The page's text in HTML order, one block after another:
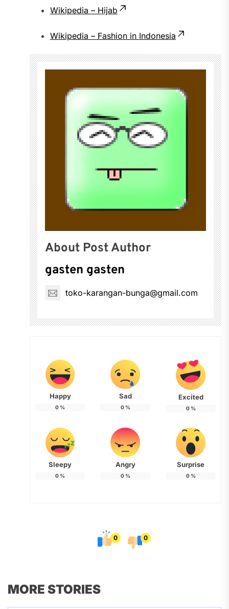
Wikipedia – Hijab
Wikipedia – Fashion in Indonesia
About Post Author
gasten gasten
toko-karangan-bunga@gmail.com
Happy
0 %
Sad
0%
Excited
0%
Sleepy
0 %
Angry
0%
Surprise
0%
0 0
MORE STORIES